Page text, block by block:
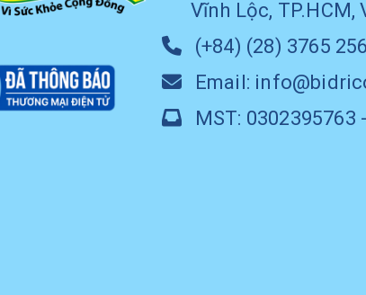
Vĩnh Lộc, TP.HCM,
(+84) (28) 3765
Email:
MST: 0302395763